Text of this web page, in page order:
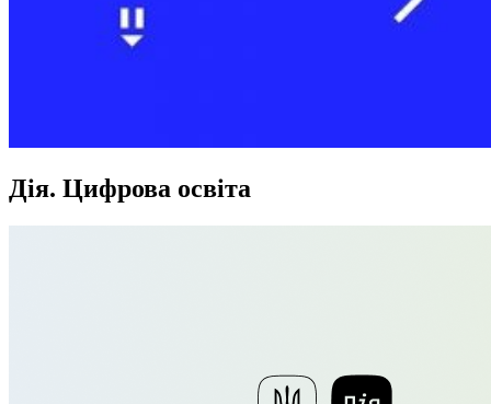
Дія. Цифрова освіта